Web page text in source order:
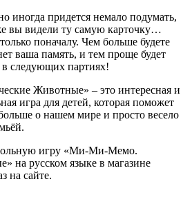
иногда придется немало подумать,
вы видели ту самую карточку…
поначалу. Чем больше будете
ваша память, и тем проще будет
следующих партиях!
Животные» – это интересная и
игра для детей, которая поможет
о нашем мире и просто весело
игру «Ми-Ми-Мемо.
» на русском языке в магазине
на сайте.